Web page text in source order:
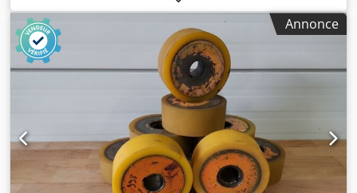
couvertures rigides, de couvertures de livres, de chemises,
de supports de présentation, de boîtes rigides et d'autres
produits en carton ou en papier collés. La machine
alimente continuellement le matériau par une bande
transporteuse qui le fait passer à travers un grand rouleau
de pressage. Cela permet d'obtenir un résultat de
pressage uniforme, d'améliorer l'adhérence entre les
couches collées et de faciliter l'élimination des bulles d'air
et des irrégularités. La pression et la hauteur de travail
peuvent être réglées manuellement des deux côtés de la
machine. Spécifications techniques : * Fabricant :
Annonce